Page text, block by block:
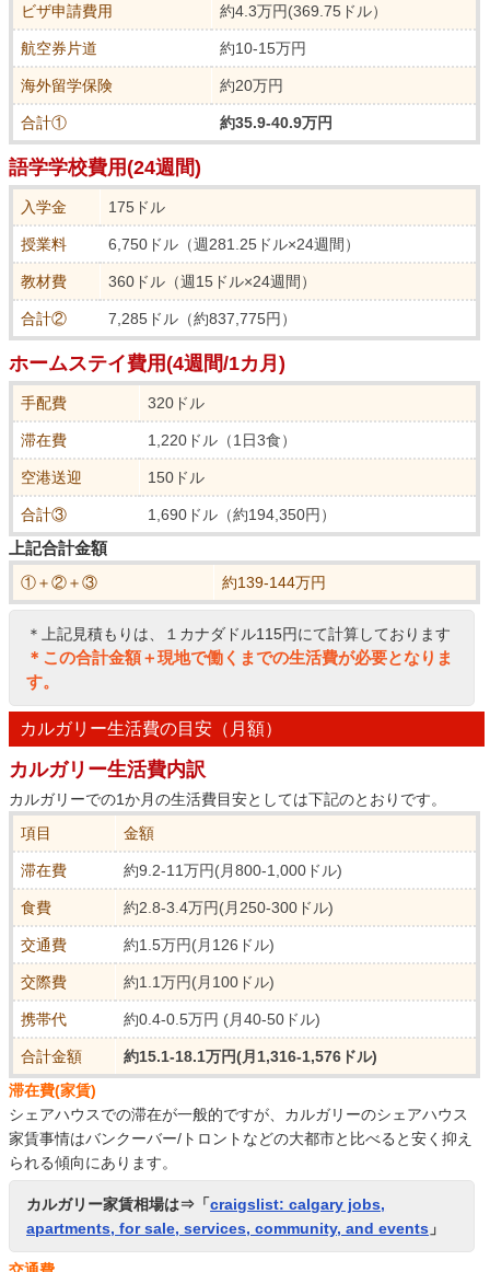
ビザ申請費用 約4.3万円(369.75ドル）
航空券片道 約10-15万円
海外留学保険 約20万円
合計① 約35.9-40.9万円
語学学校費用(24週間)
入学金 175ドル
授業料 6,750ドル（週281.25ドル×24週間）
教材費 360ドル（週15ドル×24週間）
合計② 7,285ドル（約837,775円）
ホームステイ費用(4週間/1カ月)
手配費 320ドル
滞在費 1,220ドル（1日3食）
空港送迎 150ドル
合計③ 1,690ドル（約194,350円）
上記合計金額
①＋②＋③ 約139-144万円
＊上記見積もりは、１カナダドル115円にて計算しております
＊この合計金額＋現地で働くまでの生活費が必要となりま
す。
カルガリー生活費の目安（月額）
カルガリー生活費内訳
カルガリーでの1か月の生活費目安としては下記のとおりです。
項目
金額
滞在費 約9.2-11万円(月800-1,000ドル)
食費 約2.8-3.4万円(月250-300ドル)
交通費 約1.5万円(月126ドル)
交際費 約1.1万円(月100ドル)
携帯代 約0.4-0.5万円 (月40-50ドル)
合計金額
約15.1-18.1万円(月1,316-1,576ドル)
滞在費(家賃)
シェアハウスでの滞在が一般的ですが、カルガリーのシェアハウス
家賃事情はバンクーバー/トロントなどの大都市と比べると安く抑え
られる傾向にあります。
カルガリー家賃相場は⇒「craigslist: calgary jobs,
apartments, for sale, services, community, and events 」